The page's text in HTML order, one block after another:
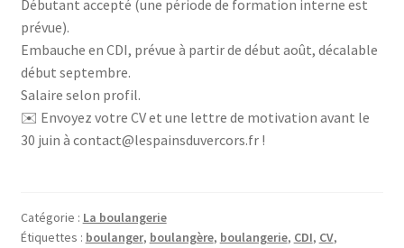
Débutant accepté (une période de formation interne est
prévue).
Embauche en CDI, prévue à partir de début août, décalable
début septembre.
Salaire selon profil.
✉️ Envoyez votre CV et une lettre de motivation avant le
30 juin à contact@lespainsduvercors.fr !
Catégorie : La boulangerie
Étiquettes : boulanger, boulangère, boulangerie, CDI, CV,